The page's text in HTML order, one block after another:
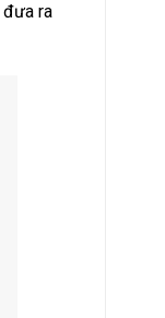
đưa ra